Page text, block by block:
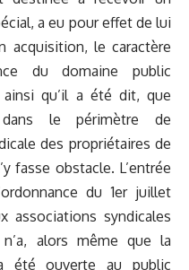
a eu pour effet de lui
acquisition, le caractère
du domaine public
ainsi qu’il a été dit, que
le périmètre de
des propriétaires de
fasse obstacle. L’entrée
du 1er juillet
associations syndicales
alors même que la
été ouverte au public